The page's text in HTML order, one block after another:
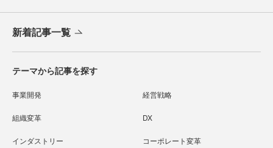
新着記事一覧
テーマから記事を探す
事業開発 経営戦略
組織変革 DX
インダストリー コーポレート変革